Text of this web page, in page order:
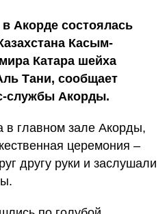
Акорде состоялась
Касым-
Катара шейха
Тани, сообщает
службы Акорды.
в главном зале Акорды,
церемония –
другу руки и заслушали